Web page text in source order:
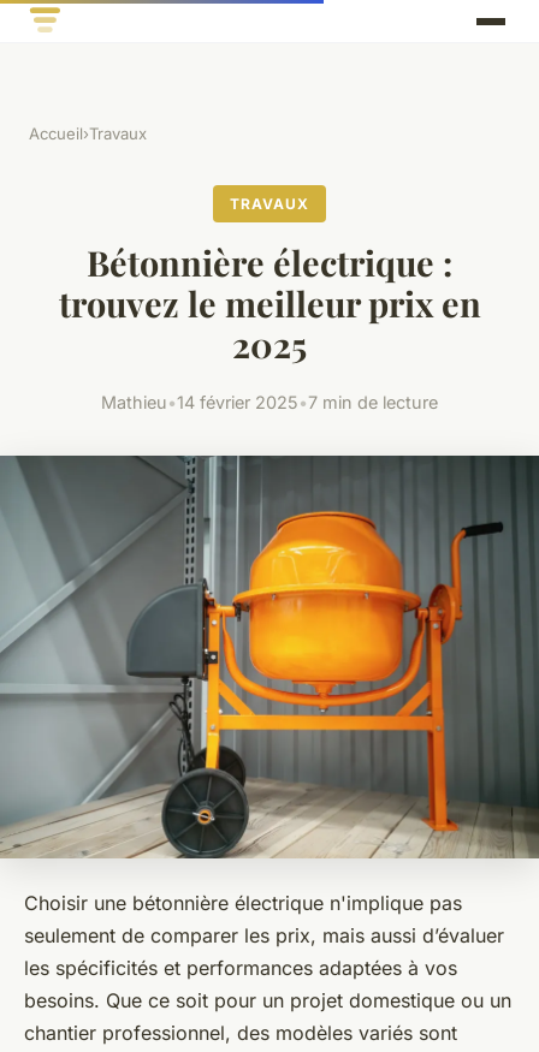
Accueil›Travaux
TRAVAUX
Bétonnière électrique :
trouvez le meilleur prix en
2025
Mathieu•14 février 2025•7 min de lecture
Choisir une bétonnière électrique n'implique pas
seulement de comparer les prix, mais aussi d’évaluer
les spécificités et performances adaptées à vos
besoins. Que ce soit pour un projet domestique ou un
chantier professionnel, des modèles variés sont